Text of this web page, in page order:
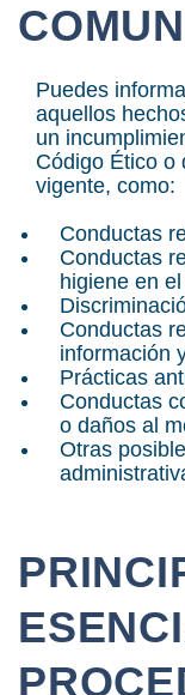
Puedes
aquellos
un
Código Ético o
vigente, como:
Conductas
Conductas
higiene en
Conductas
información
Prácticas
Conductas
o daños al
Otras